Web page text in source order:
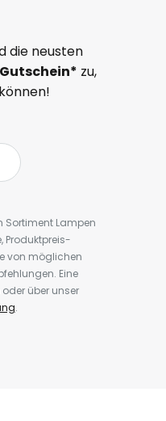
die neusten
zu,
Sortiment Lampen
Produktpreis-
von möglichen
Eine
über unser
.